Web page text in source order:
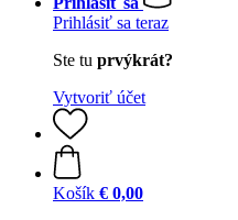
Prihlásiť sa teraz
Ste tu prvýkrát?
Vytvoriť účet
Košík € 0,00